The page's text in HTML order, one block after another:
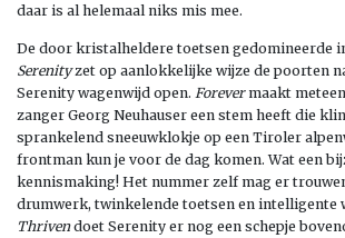
daar is al helemaal niks mis mee.
De door kristalheldere toetsen gedomineerde
Serenityzet op aanlokkelijke wijze de poorten
Serenity wagenwijd open. Forevermaakt
zanger Georg Neuhauser een stem heeft die
sprankelend sneeuwklokje op een Tiroler
frontman kun je voor de dag komen. Wat een
kennismaking! Het nummer zelf mag er
drumwerk, twinkelende toetsen en intelligente
Thrivendoet Serenity er nog een schepje